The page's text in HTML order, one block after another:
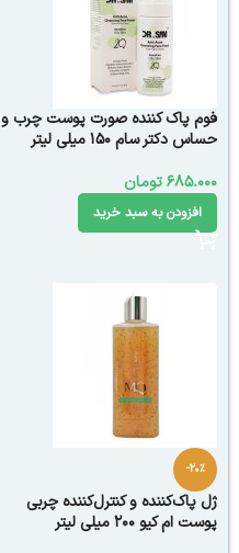
فوم پاک کننده صورت پوست چرب و
حساس دکتر سام 150 میلی لیتر
685.000تومان
افزودن به سبد خرید
-20%
ژل پاک‌کننده و کنترل‌کننده چربی
پوست ام کیو 200 میلی لیتر